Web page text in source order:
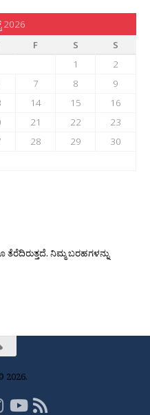
2026
F S
S
1
2
7 8
9
14 15
16
21 22
23
28 29
30
ನಿಮ್ಮ ಬರಹಗಳನ್ನು
2026.